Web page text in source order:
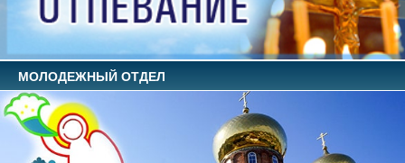
МОЛОДЕЖНЫЙ ОТДЕЛ